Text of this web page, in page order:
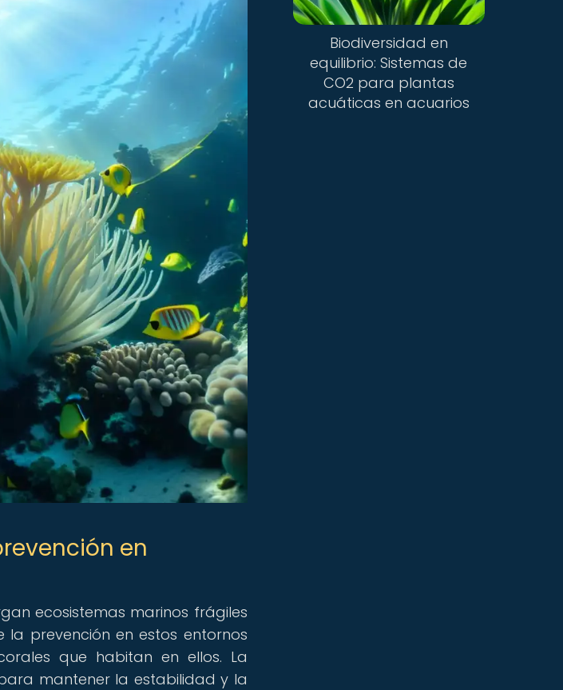
en
ecosistemas marinos frágiles
prevención en estos entornos
que habitan en ellos. La
mantener la estabilidad y la
Biodiversidad en
equilibrio: Sistemas de
CO2 para plantas
acuáticas en acuarios